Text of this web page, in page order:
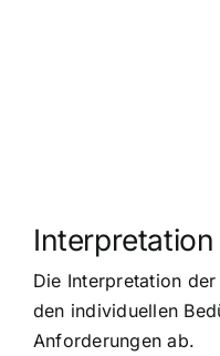
Die Interpretation
den individuellen
Anforderungen ab.